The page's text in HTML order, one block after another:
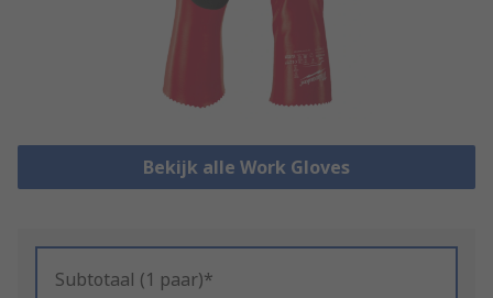
Bekijk alle Work Gloves
Subtotaal (1 paar)*